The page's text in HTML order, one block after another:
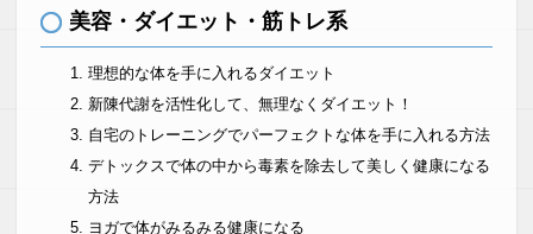
美容・ダイエット・筋トレ系
理想的な体を手に入れるダイエット
新陳代謝を活性化して、無理なくダイエット！
自宅のトレーニングでパーフェクトな体を手に入れる方法
デトックスで体の中から毒素を除去して美しく健康になる
方法
ヨガで体がみるみる健康になる